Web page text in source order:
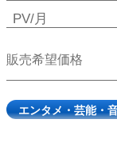
PV/月
販売希望価格
エンタメ・芸能・